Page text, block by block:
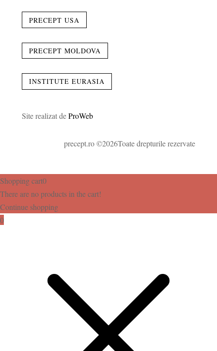
PRECEPT USA
PRECEPT MOLDOVA
INSTITUTE EURASIA
Site realizat deProWeb
precept.ro ©2026Toate drepturile rezervate
Shopping cart0
There are no products in the cart!
Continue shopping
0